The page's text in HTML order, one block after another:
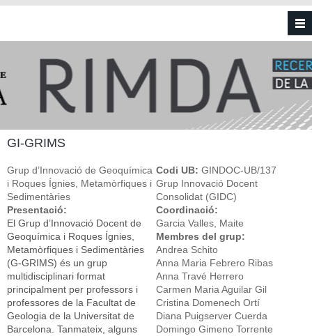
Vés al contingut
GI-GRIMS
Grup d’Innovació de Geoquímica
i Roques Ígnies, Metamòrfiques i
Sedimentàries
Presentació:
El Grup d’Innovació Docent de
Geoquímica i Roques Ígnies,
Metamòrfiques i Sedimentàries
(G-GRIMS) és un grup
multidisciplinari format
principalment per professors i
professores de la Facultat de
Geologia de la Universitat de
Barcelona. Tanmateix, alguns
Codi UB: GINDOC-UB/137
Grup Innovació Docent
Consolidat (GIDC)
Coordinació:
Garcia Valles, Maite
Membres del grup:
Andrea Schito
Anna Maria Febrero Ribas
Anna Travé Herrero
Carmen Maria Aguilar Gil
Cristina Domenech Ortí
Diana Puigserver Cuerda
Domingo Gimeno Torrente